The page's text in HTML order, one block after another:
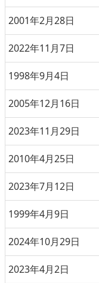
2001年2月28日
2022年11月7日
1998年9月4日
2005年12月16日
2023年11月29日
2010年4月25日
2023年7月12日
1999年4月9日
2024年10月29日
2023年4月2日